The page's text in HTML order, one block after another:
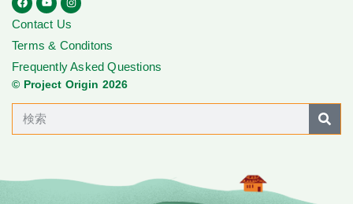
Contact Us
Terms & Conditons
Frequently Asked Questions
© Project Origin 2026